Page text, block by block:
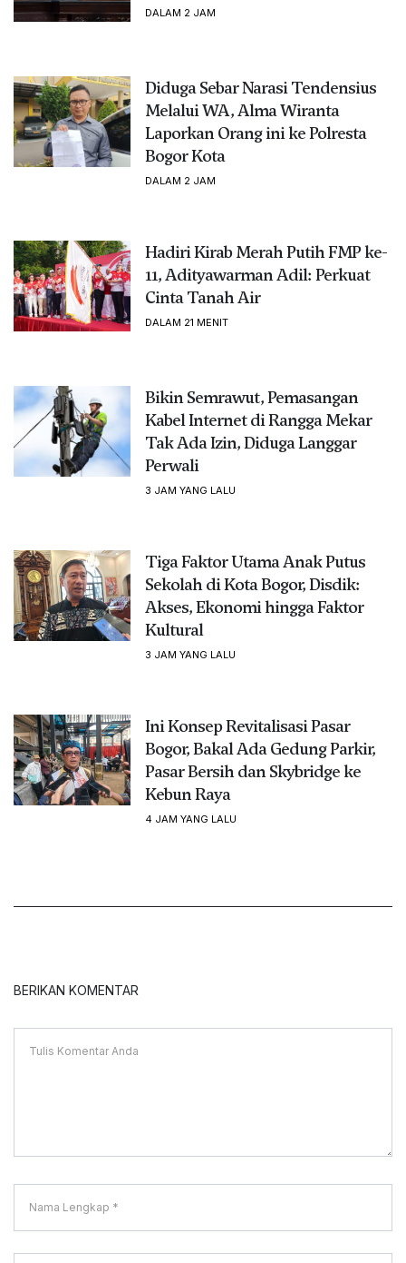
DALAM 2 JAM
Diduga Sebar Narasi Tendensius
Melalui WA, Alma Wiranta
Laporkan Orang ini ke Polresta
Bogor Kota
DALAM 2 JAM
Hadiri Kirab Merah Putih FMP ke-
11, Adityawarman Adil: Perkuat
Cinta Tanah Air
DALAM 21 MENIT
Bikin Semrawut, Pemasangan
Kabel Internet di Rangga Mekar
Tak Ada Izin, Diduga Langgar
Perwali
3 JAM YANG LALU
Tiga Faktor Utama Anak Putus
Sekolah di Kota Bogor, Disdik:
Akses, Ekonomi hingga Faktor
Kultural
3 JAM YANG LALU
Ini Konsep Revitalisasi Pasar
Bogor, Bakal Ada Gedung Parkir,
Pasar Bersih dan Skybridge ke
Kebun Raya
4 JAM YANG LALU
BERIKAN KOMENTAR